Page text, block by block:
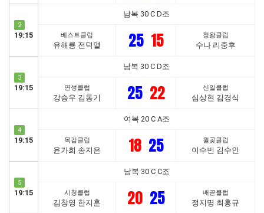
2
19:15
남복 30 C D조
베스트클럽
유해룡 전덕열 25 15 정왕클럽
수나 리중후
3
19:15
남복 30 C D조
연성클럽
강승우 김동기 25 22 신일클럽
심상현 김경식
4
19:15
여복 20 C A조
목감클럽
윤가희 송지은 18 25 월곶클럽
이수빈 김수인
5
19:15
남복 30 C C조
시청클럽
김창영 한지훈 20 25 배곧클럽
정지명 최홍규